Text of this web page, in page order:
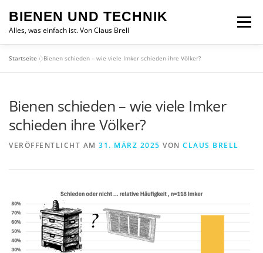
Inhalt
springen
BIENEN UND TECHNIK
Alles, was einfach ist. Von Claus Brell
Menü
Startseite »Bienen schieden – wie viele Imker schieden ihre Völker?
Bienen schieden – wie viele Imker
schieden ihre Völker?
VERÖFFENTLICHT AM 31. MÄRZ 2025 VON CLAUS BRELL